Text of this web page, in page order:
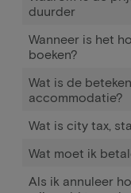
duurder
Wanneer is het
boeken?
Wat is de
accommodatie?
Wat is city tax,
Wat moet ik
Als ik annuleer